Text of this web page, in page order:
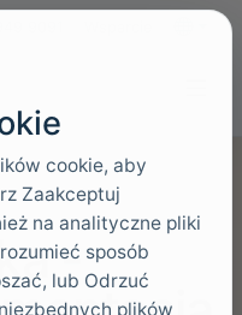
-
cookie, aby
Zaakceptuj
na analityczne pliki
sposób
lub Odrzuć
plików